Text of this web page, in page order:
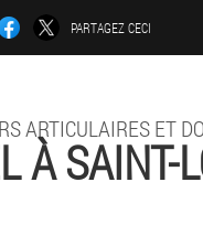
PARTAGEZ CECI
ARTICULAIRES ET
À SAINT-